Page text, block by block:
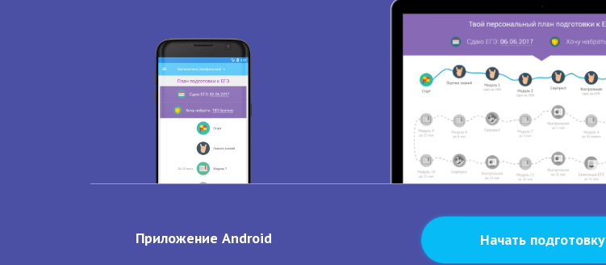
Приложение Android Начать подготовку